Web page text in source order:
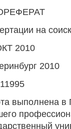
на
2010
2010
выполнена в